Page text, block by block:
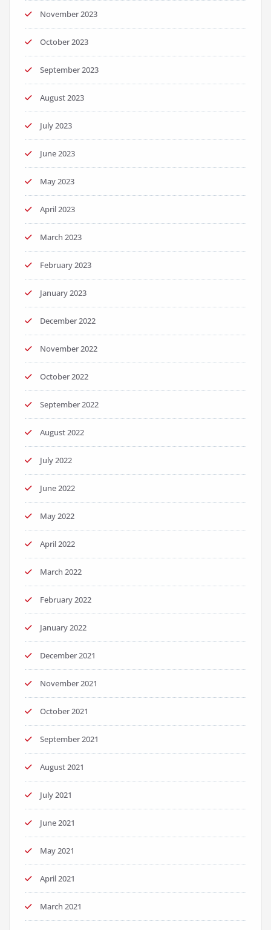
November 2023
October 2023
September 2023
August 2023
July 2023
June 2023
May 2023
April 2023
March 2023
February 2023
January 2023
December 2022
November 2022
October 2022
September 2022
August 2022
July 2022
June 2022
May 2022
April 2022
March 2022
February 2022
January 2022
December 2021
November 2021
October 2021
September 2021
August 2021
July 2021
June 2021
May 2021
April 2021
March 2021